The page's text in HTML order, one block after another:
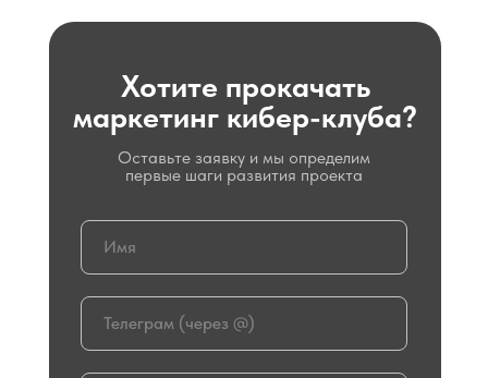
Оставьте заявку и мы определим
первые шаги развития проекта
Хотите прокачать
маркетинг кибер-клуба?